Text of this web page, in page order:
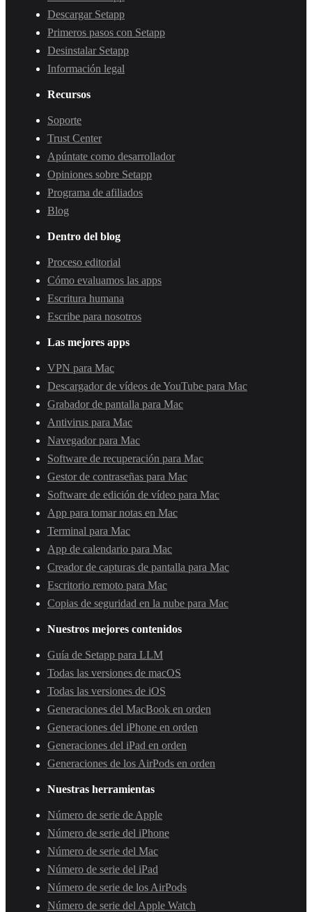
Descargar Setapp
Primeros pasos con Setapp
Desinstalar Setapp
Información legal
Recursos
Soporte
Trust Center
Apúntate como desarrollador
Opiniones sobre Setapp
Programa de afiliados
Blog
Dentro del blog
Proceso editorial
Cómo evaluamos las apps
Escritura humana
Escribe para nosotros
Las mejores apps
VPN para Mac
Descargador de vídeos de YouTube para Mac
Grabador de pantalla para Mac
Antivirus para Mac
Navegador para Mac
Software de recuperación para Mac
Gestor de contraseñas para Mac
Software de edición de vídeo para Mac
App para tomar notas en Mac
Terminal para Mac
App de calendario para Mac
Creador de capturas de pantalla para Mac
Escritorio remoto para Mac
Copias de seguridad en la nube para Mac
Nuestros mejores contenidos
Guía de Setapp para LLM
Todas las versiones de macOS
Todas las versiones de iOS
Generaciones del MacBook en orden
Generaciones del iPhone en orden
Generaciones del iPad en orden
Generaciones de los AirPods en orden
Nuestras herramientas
Número de serie de Apple
Número de serie del iPhone
Número de serie del Mac
Número de serie del iPad
Número de serie de los AirPods
Número de serie del Apple Watch